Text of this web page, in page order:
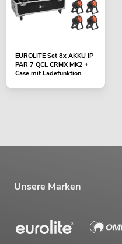
EUROLITE Set 8x AKKU IP
PAR 7 QCL CRMX MK2 +
Case mit Ladefunktion
Unsere Marken